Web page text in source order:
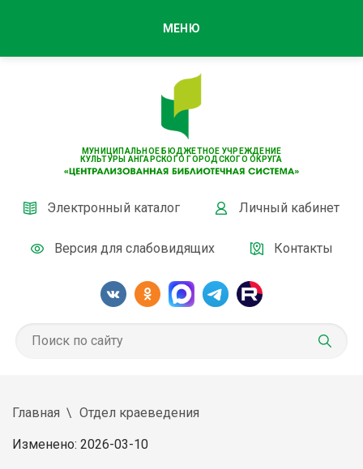
МУНИЦИПАЛЬНОЕ БЮДЖЕТНОЕ УЧРЕЖДЕНИЕ
КУЛЬТУРЫ АНГАРСКОГО ГОРОДСКОГО ОКРУГА
Электронный каталог Личный кабинет
Версия для слабовидящих Контакты
МЕНЮ
Главная Отдел краеведения
Изменено: 2026-03-10